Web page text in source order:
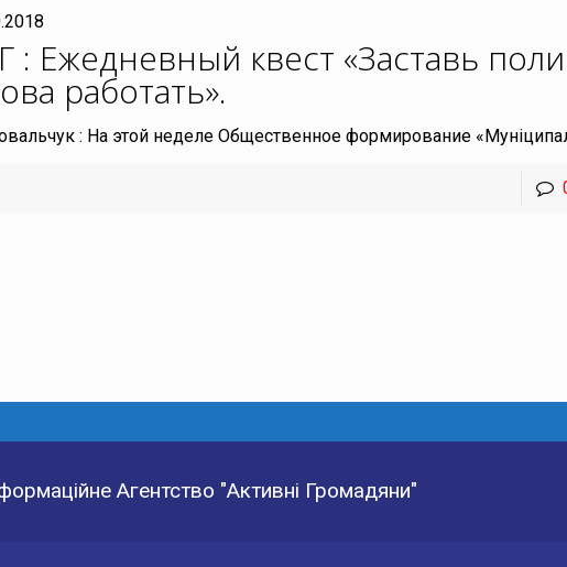
: Ежедневный квест «Заставь
работать».
: На этой неделе Общественное формирование
Агентство "Активні Громадяни"